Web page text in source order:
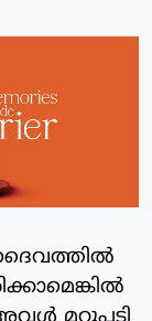
ദൈവത്തില്‍